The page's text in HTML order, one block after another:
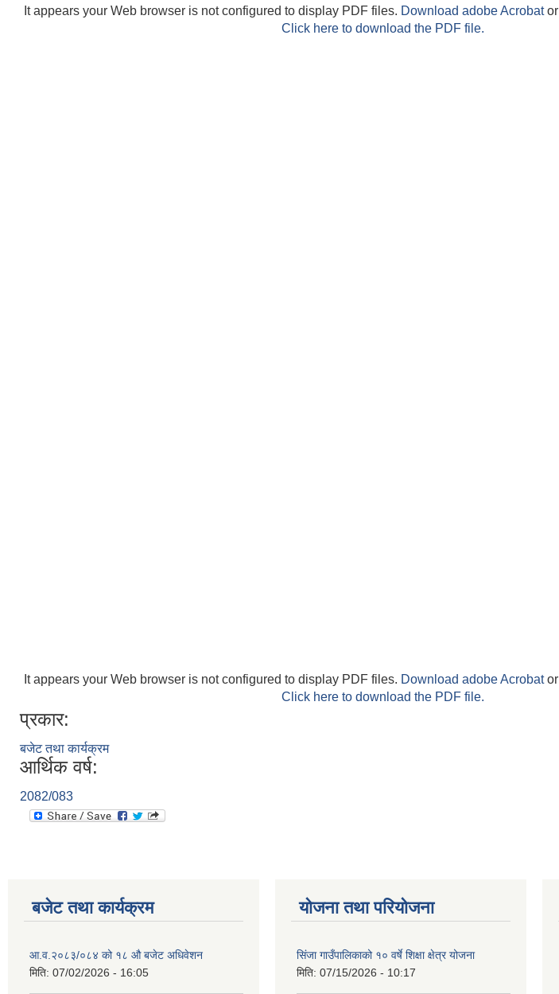
It appears your Web browser is not configured to display PDF files. Download adobe Acrobator
Click here to download the PDF file.
It appears your Web browser is not configured to display PDF files. Download adobe Acrobator
Click here to download the PDF file.
प्रकार:
बजेट तथा कार्यक्रम
आर्थिक वर्ष:
2082/083
बजेट तथा कार्यक्रम
आ.व.२०८३/०८४ को १८ ‍औ बजेट अधिवेशन
मिति: 07/02/2026 - 16:05
योजना तथा परियोजना
सिंजा गाउँपालिकाको १० वर्षे शिक्षा क्षेत्र योजना
मिति: 07/15/2026 - 10:17